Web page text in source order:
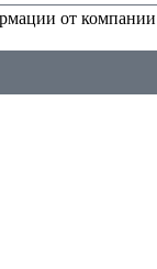
от компании